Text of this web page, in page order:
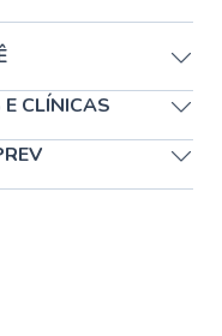
CLÍNICAS